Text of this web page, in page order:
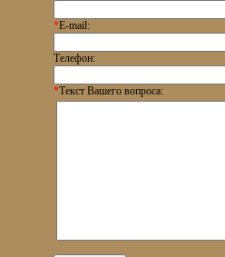
*E-mail:
Телефон:
*Текст Вашего вопроса: